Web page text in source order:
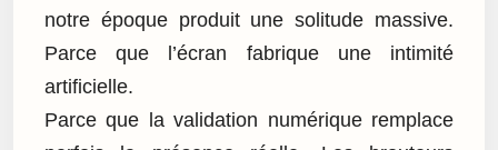
notre époque produit une solitude massive.
Parce que l’écran fabrique une intimité
artificielle.
Parce que la validation numérique remplace